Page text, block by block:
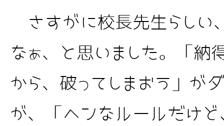
さすがに校長先生らしい
なぁ、と思いました。「納
から、破ってしまおう」が
が、「ヘンなルールだけど